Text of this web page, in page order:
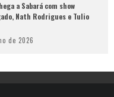
a Sabará com show
Nath Rodrigues e Tulio
de 2026